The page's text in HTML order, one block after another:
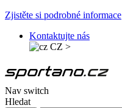
Zjistěte si podrobné informace
Kontaktujte nás
CZ >
Nav switch
Hledat